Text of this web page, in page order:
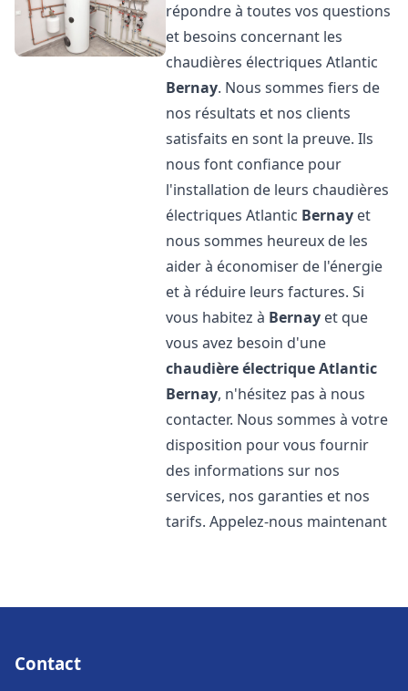
répondre à toutes vos questions
et besoins concernant les
chaudières électriques Atlantic
Bernay. Nous sommes fiers de
nos résultats et nos clients
satisfaits en sont la preuve. Ils
nous font confiance pour
l'installation de leurs chaudières
électriques Atlantic Bernay et
nous sommes heureux de les
aider à économiser de l'énergie
et à réduire leurs factures. Si
vous habitez à Bernay et que
vous avez besoin d'une
chaudière électrique Atlantic
Bernay, n'hésitez pas à nous
contacter. Nous sommes à votre
disposition pour vous fournir
des informations sur nos
services, nos garanties et nos
tarifs. Appelez-nous maintenant
Contact